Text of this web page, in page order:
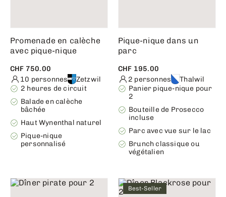
Promenade en calèche
avec pique-nique
CHF 750.00
10 personnes
Zetzwil
2 heures de circuit
Balade en calèche
bâchée
Haut Wynenthal naturel
Pique-nique
personnalisé
Pique-nique dans un
parc
CHF 195.00
2 personnes
Thalwil
Panier pique-nique pour
2
Bouteille de Prosecco
incluse
Parc avec vue sur le lac
Brunch classique ou
végétalien
Best-Seller